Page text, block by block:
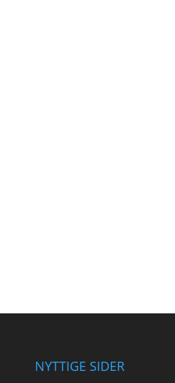
NYTTIGE SIDER